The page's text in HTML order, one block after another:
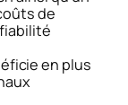
de
en plus